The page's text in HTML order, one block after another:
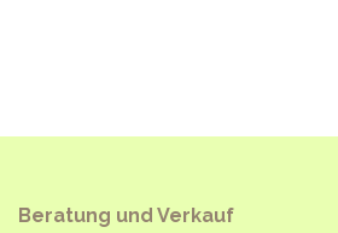
Beratung und Verkauf